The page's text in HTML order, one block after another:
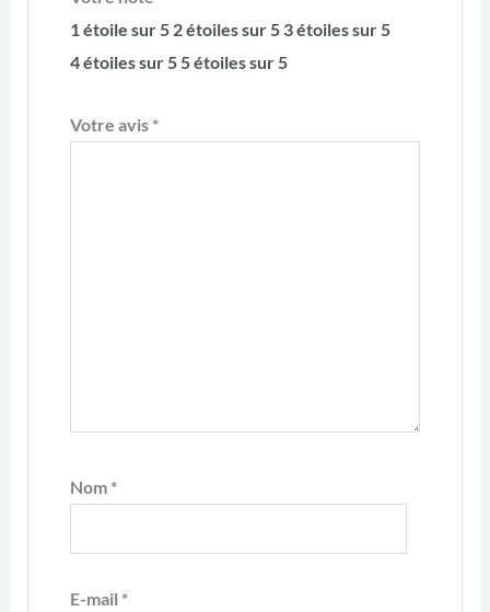
1 étoile sur 5 2 étoiles sur 5 3 étoiles sur 5
4 étoiles sur 55 étoiles sur 5
Votre avis *
Nom *
E-mail *